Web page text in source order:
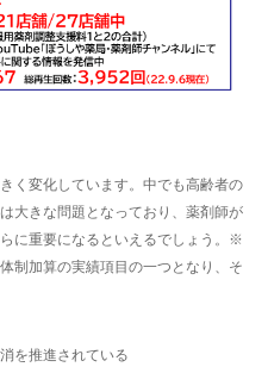
く変化しています。中でも高齢者の
大きな問題となっており、薬剤師が
に重要になるといえるでしょう。※
制加算の実績項目の一つとなり、そ
を推進されている